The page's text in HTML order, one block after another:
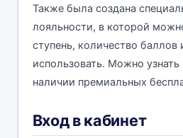
Также была создана
лояльности, в которой
ступень, количество
использовать. Можно
наличии премиальных
Вход в кабинет